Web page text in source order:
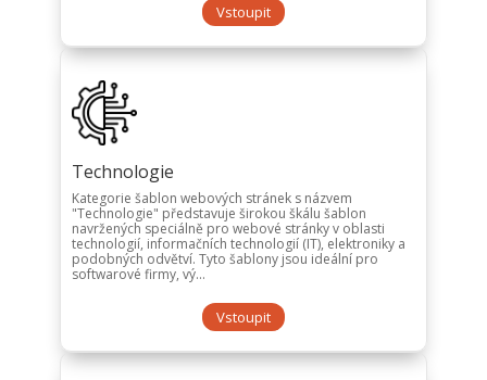
Vstoupit
Technologie
Kategorie šablon webových stránek s názvem
"Technologie" představuje širokou škálu šablon
navržených speciálně pro webové stránky v oblasti
technologií, informačních technologií (IT), elektroniky a
podobných odvětví. Tyto šablony jsou ideální pro
softwarové firmy, vý...
Vstoupit